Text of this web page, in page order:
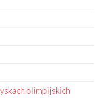
olimpijskich